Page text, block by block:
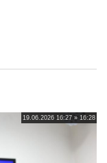
19.06.2026 16:27 » 16:28